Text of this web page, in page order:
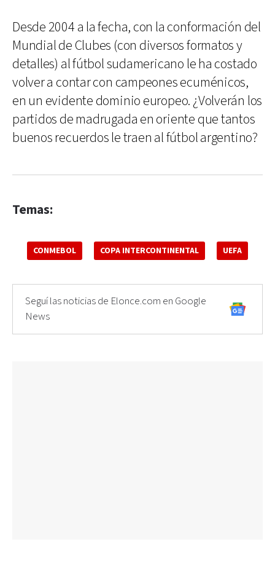
Desde 2004 a la fecha, con la conformación del
Mundial de Clubes (con diversos formatos y
detalles) al fútbol sudamericano le ha costado
volver a contar con campeones ecuménicos,
en un evidente dominio europeo. ¿Volverán los
partidos de madrugada en oriente que tantos
buenos recuerdos le traen al fútbol argentino?
Temas:
CONMEBOL COPA INTERCONTINENTAL UEFA
Seguí las noticias de Elonce.com en Google
News